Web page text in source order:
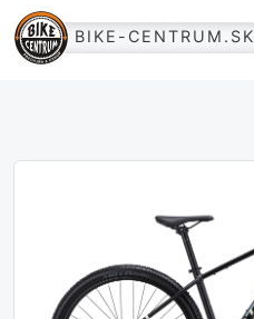
BIKE-CENTRUM.SK